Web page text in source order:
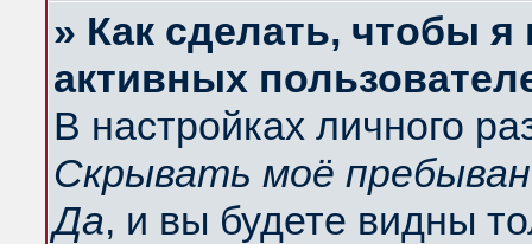
» Как сделать, чтобы
активных
В настройках личного
Скрывать моё
Да, и вы будете видны